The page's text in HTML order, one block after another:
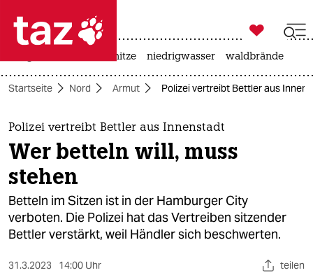
 taz zahl ich
taz zahl ich
themen
politik
öko
gesellschaft

taz zahl ich
hitze niedrigwasser waldbrände
Startseite Nord Armut Polizei vertreibt Bettler aus
Polizei vertreibt Bettler aus Innenstadt
Wer betteln will, muss
stehen
Betteln im Sitzen ist in der Hamburger City
verboten. Die Polizei hat das Vertreiben sitzender
Bettler verstärkt, weil Händler sich beschwerten.
31.3.2023 14:00 Uhr teilen